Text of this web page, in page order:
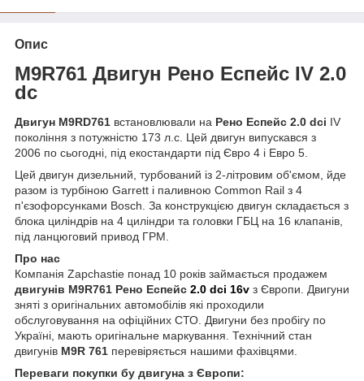
Опис
M9R761 Двигун Рено Еспейс IV 2.0
dc
Двигун M9RD761 встановлювали на Рено Еспейс 2.0 dci IV
покоління з потужністю 173 л.с. Цей двигун випускався з
2006 по сьогодні, під екостандарти під Євро 4 і Евро 5.
Цей двигун дизельний, турбований із 2-літровим об'ємом, йде
разом із турбіною Garrett і паливною Common Rail з 4
п'єзофорсунками Bosch. За конструкцією двигун складається з
блока циліндрів на 4 циліндри та головки ГБЦ на 16 клапанів,
під ланцюговий привод ГРМ.
Про нас
Компанія Zapchastie понад 10 років займається продажем
двигунів M9R761 Рено Еспейс 2.0 dci 16v з Європи. Двигуни
зняті з оригінальних автомобілів які проходили
обслуговування на офіційних СТО. Двигуни без пробігу по
Україні, мають оригінальне маркування. Технічний стан
двигунів M9R 761 перевіряється нашими фахівцями.
Переваги покупки бу двигуна з Європи: